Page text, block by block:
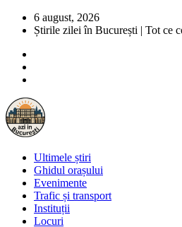
6 august, 2026
Știrile zilei în București | Tot ce
Ultimele știri
Ghidul orașului
Evenimente
Trafic și transport
Instituții
Locuri